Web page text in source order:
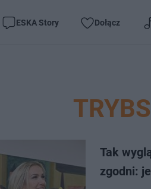
ESKA Story Dołącz
Tak
zgodni: